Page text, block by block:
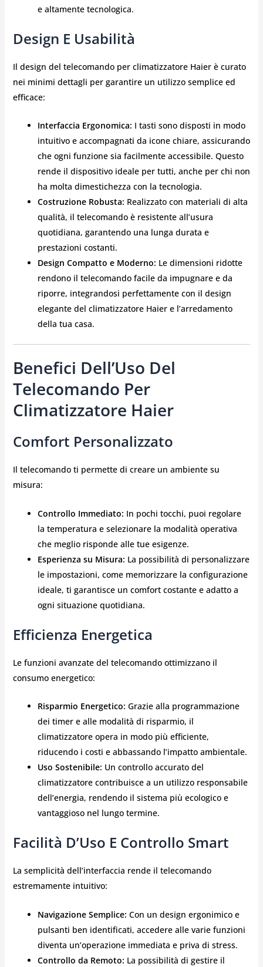
e altamente tecnologica.
Design E Usabilità
Il design del telecomando per climatizzatore Haier è curato
nei minimi dettagli per garantire un utilizzo semplice ed
efficace:
Interfaccia Ergonomica: I tasti sono disposti in modo
intuitivo e accompagnati da icone chiare, assicurando
che ogni funzione sia facilmente accessibile. Questo
rende il dispositivo ideale per tutti, anche per chi non
ha molta dimestichezza con la tecnologia.
Costruzione Robusta: Realizzato con materiali di alta
qualità, il telecomando è resistente all’usura
quotidiana, garantendo una lunga durata e
prestazioni costanti.
Design Compatto e Moderno: Le dimensioni ridotte
rendono il telecomando facile da impugnare e da
riporre, integrandosi perfettamente con il design
elegante del climatizzatore Haier e l’arredamento
della tua casa.
Benefici Dell’Uso Del
Telecomando Per
Climatizzatore Haier
Comfort Personalizzato
Il telecomando ti permette di creare un ambiente su
misura:
Controllo Immediato: In pochi tocchi, puoi regolare
la temperatura e selezionare la modalità operativa
che meglio risponde alle tue esigenze.
Esperienza su Misura: La possibilità di personalizzare
le impostazioni, come memorizzare la configurazione
ideale, ti garantisce un comfort costante e adatto a
ogni situazione quotidiana.
Efficienza Energetica
Le funzioni avanzate del telecomando ottimizzano il
consumo energetico:
Risparmio Energetico: Grazie alla programmazione
dei timer e alle modalità di risparmio, il
climatizzatore opera in modo più efficiente,
riducendo i costi e abbassando l’impatto ambientale.
Uso Sostenibile: Un controllo accurato del
climatizzatore contribuisce a un utilizzo responsabile
dell’energia, rendendo il sistema più ecologico e
vantaggioso nel lungo termine.
Facilità D’Uso E Controllo Smart
La semplicità dell’interfaccia rende il telecomando
estremamente intuitivo:
Navigazione Semplice: Con un design ergonimico e
pulsanti ben identificati, accedere alle varie funzioni
diventa un’operazione immediata e priva di stress.
Controllo da Remoto: La possibilità di gestire il